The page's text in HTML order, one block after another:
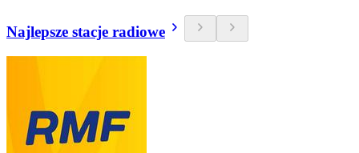
Najlepsze stacje radiowe